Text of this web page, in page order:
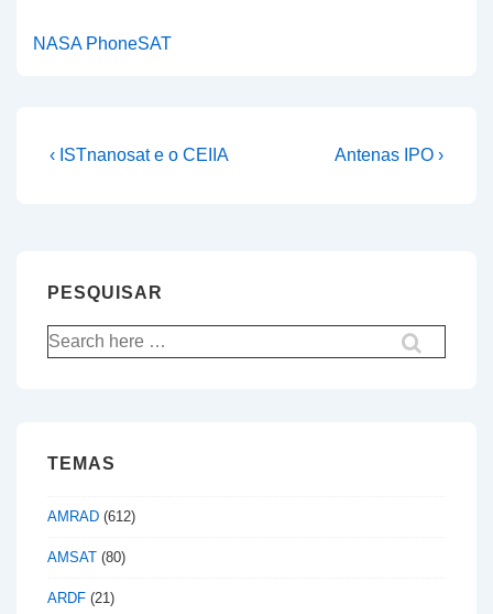
NASA PhoneSAT
Navegação
Previous
‹ ISTnanosat e o CEIIA
Next
Antenas IPO ›
PESQUISAR
Pesquisar
por:
TEMAS
AMRAD (612)
AMSAT (80)
ARDF (21)